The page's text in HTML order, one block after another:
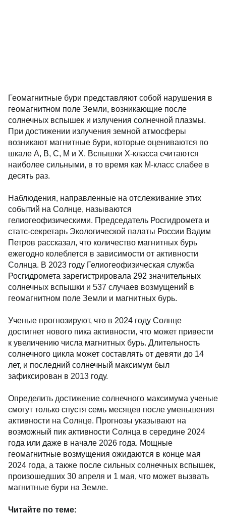
Геомагнитные бури представляют собой нарушения в
геомагнитном поле Земли, возникающие после
солнечных вспышек и излучения солнечной плазмы.
При достижении излучения земной атмосферы
возникают магнитные бури, которые оцениваются по
шкале A, B, C, M и X. Вспышки X-класса считаются
наиболее сильными, в то время как M-класс слабее в
десять раз.
Наблюдения, направленные на отслеживание этих
событий на Солнце, называются
гелиогеофизическими. Председатель Росгидромета и
статс-секретарь Экологической палаты России Вадим
Петров рассказал, что количество магнитных бурь
ежегодно колеблется в зависимости от активности
Солнца. В 2023 году Гелиогеофизическая служба
Росгидромета зарегистрировала 292 значительных
солнечных вспышки и 537 случаев возмущений в
геомагнитном поле Земли и магнитных бурь.
Ученые прогнозируют, что в 2024 году Солнце
достигнет нового пика активности, что может привести
к увеличению числа магнитных бурь. Длительность
солнечного цикла может составлять от девяти до 14
лет, и последний солнечный максимум был
зафиксирован в 2013 году.
Определить достижение солнечного максимума ученые
смогут только спустя семь месяцев после уменьшения
активности на Солнце. Прогнозы указывают на
возможный пик активности Солнца в середине 2024
года или даже в начале 2026 года. Мощные
геомагнитные возмущения ожидаются в конце мая
2024 года, а также после сильных солнечных вспышек,
произошедших 30 апреля и 1 мая, что может вызвать
магнитные бури на Земле.
Читайте по теме: